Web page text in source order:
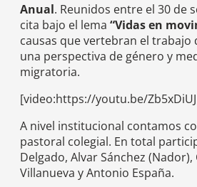
Anual. Reunidos entre el 30 de
cita bajo el lema “Vidas en
causas que vertebran el
una perspectiva de género y
migratoria.
[video:https://youtu.be/
A nivel institucional contamos
pastoral colegial. En total
Delgado, Alvar Sánchez
Villanueva y Antonio España.